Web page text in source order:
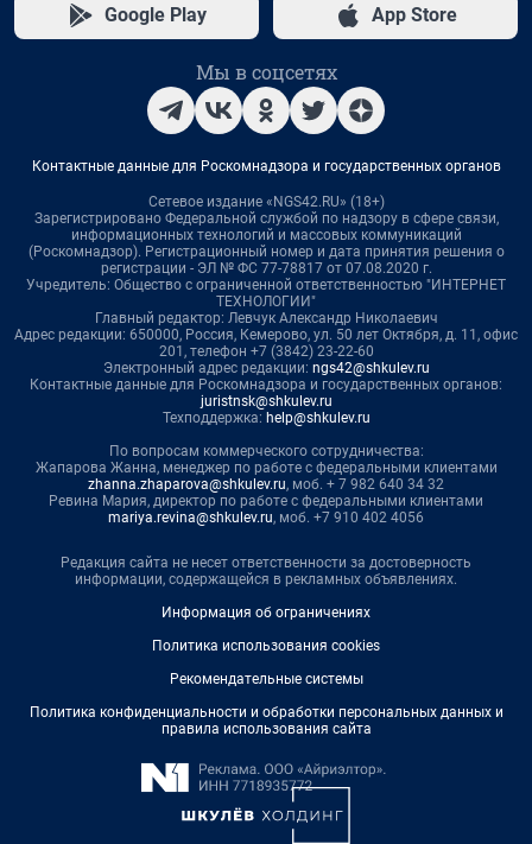
Google Play App Store
Мы в соцсетях
Контактные данные для Роскомнадзора и государственных органов
Сетевое издание «NGS42.RU» (18+)
Зарегистрировано Федеральной службой по надзору в сфере связи,
информационных технологий и массовых коммуникаций
(Роскомнадзор). Регистрационный номер и дата принятия решения о
регистрации - ЭЛ № ФС 77-78817 от 07.08.2020 г.
Учредитель: Общество с ограниченной ответственностью "ИНТЕРНЕТ
ТЕХНОЛОГИИ"
Главный редактор: Левчук Александр Николаевич
Адрес редакции: 650000, Россия, Кемерово, ул. 50 лет Октября, д. 11, офис
201, телефон +7 (3842) 23-22-60
Электронный адрес редакции: ngs42@shkulev.ru
Контактные данные для Роскомнадзора и государственных органов:
juristnsk@shkulev.ru
Техподдержка: help@shkulev.ru
По вопросам коммерческого сотрудничества:
Жапарова Жанна, менеджер по работе с федеральными клиентами
zhanna.zhaparova@shkulev.ru, моб. + 7 982 640 34 32
Ревина Мария, директор по работе с федеральными клиентами
mariya.revina@shkulev.ru, моб. +7 910 402 4056
Редакция сайта не несет ответственности за достоверность
информации, содержащейся в рекламных объявлениях.
Информация об ограничениях
Политика использования cookies
Рекомендательные системы
Политика конфиденциальности и обработки персональных данных и
правила использования сайта